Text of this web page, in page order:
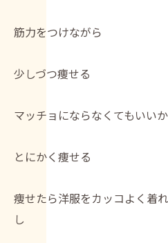
筋力をつけながら
少しづつ痩せる
マッチョにならなくてもいい
とにかく痩せる
痩せたら洋服をカッコよく着
し